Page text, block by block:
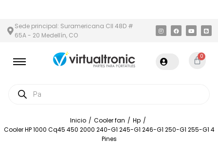
Sede principal: Suramericana Cll 48D #
65A - 20 Medellín, CO
0
Inicio / Cooler fan / Hp /
Cooler HP 1000 Cq45 450 2000 240-G1 245-G1 246-G1 250-G1 255-G1 4
Pines